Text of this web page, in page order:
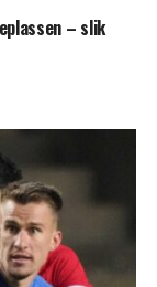
– slik